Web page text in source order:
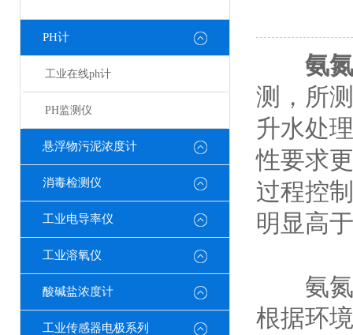
PH计
工业在线ph计
PH监测仪
悬浮物污泥浓度计
消毒检测仪
工业电导率仪
工业溶氧仪
酸碱盐浓度计
工业传感器电极系列
氨
测，所
升水处
性要求
过程控
明显高
氨氮
根据环